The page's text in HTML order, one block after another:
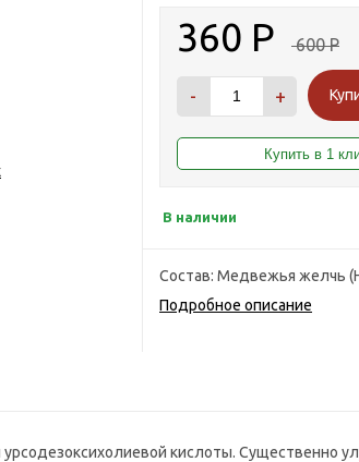
360 Р 600Р
- +
В наличии
Состав: Медвежья желчь
Подробное описание
кислоты. Существенно